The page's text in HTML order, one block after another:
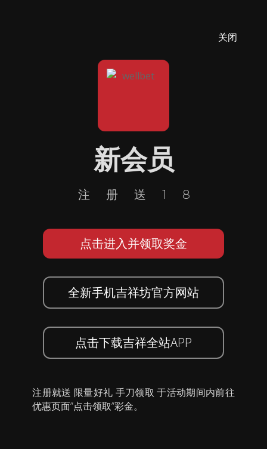
关闭
新会员
注册送18
点击进入并领取奖金
全新手机吉祥坊官方网站
点击下载吉祥全站APP
注册就送 限量好礼 手刀领取 于活动期间内前往
优惠页面”点击领取”彩金。